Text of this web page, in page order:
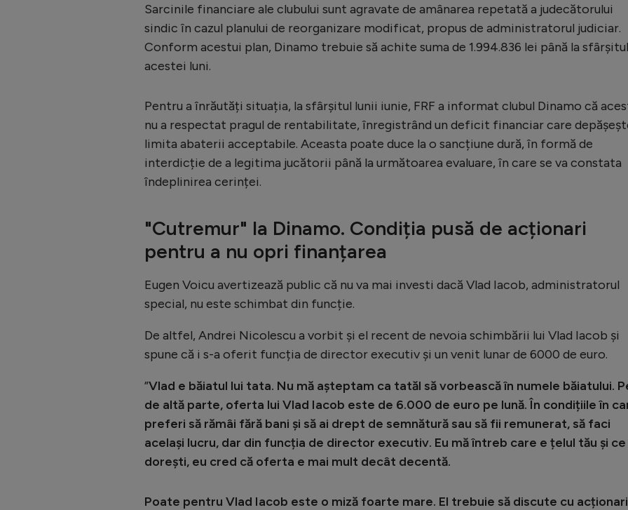
Sarcinile financiare ale clubului sunt agravate de amânarea repetată a judecătorului
sindic în cazul planului de reorganizare modificat, propus de administratorul judiciar.
Conform acestui plan, Dinamo trebuie să achite suma de 1.994.836 lei până la sfârșitul
acestei luni.
Pentru a înrăutăți situația, la sfârșitul lunii iunie, FRF a informat clubul Dinamo că
nu a respectat pragul de rentabilitate, înregistrând un deficit financiar care
limita abaterii acceptabile. Aceasta poate duce la o sancțiune dură, în formă de
interdicție de a legitima jucătorii până la următoarea evaluare, în care se va constata
îndeplinirea cerinței.
"Cutremur" la Dinamo. Condiția pusă de acționari
pentru a nu opri finanțarea
Eugen Voicu avertizează public că nu va mai investi dacă Vlad Iacob, administratorul
special, nu este schimbat din funcție.
De altfel, Andrei Nicolescu a vorbit și el recent de nevoia schimbării lui Vlad Iacob și
spune că i s-a oferit funcția de director executiv și un venit lunar de 6000 de euro.
”Vlad e băiatul lui tata. Nu mă așteptam ca tatăl să vorbească în numele băiatului.
de altă parte, oferta lui Vlad Iacob este de 6.000 de euro pe lună. În condițiile în
preferi să rămâi fără bani și să ai drept de semnătură sau să fii remunerat, să faci
același lucru, dar din funcția de director executiv. Eu mă întreb care e țelul tău și
dorești, eu cred că oferta e mai mult decât decentă.
Poate pentru Vlad Iacob este o miză foarte mare. El trebuie să discute cu